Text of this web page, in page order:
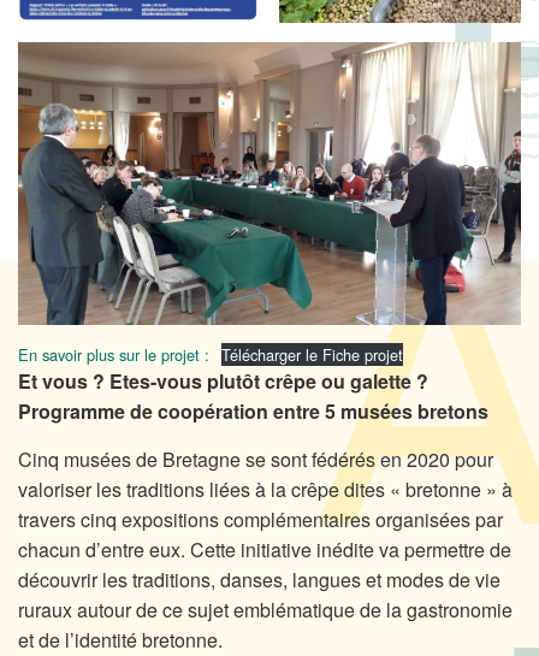
En savoir plus sur le projet : Télécharger le Fiche projet
Et vous ? Etes-vous plutôt crêpeou galette ?
Programme de coopération entre 5 musées bretons
Cinq musées de Bretagne se sont fédérés en 2020 pour
valoriser les traditions liées à la crêpe dites « bretonne » à
travers cinq expositions complémentaires organisées par
chacun d’entre eux. Cette initiative inédite va permettre de
découvrir les traditions, danses, langues et modes de vie
ruraux autour de ce sujet emblématique de la gastronomie
et de l’identité bretonne.